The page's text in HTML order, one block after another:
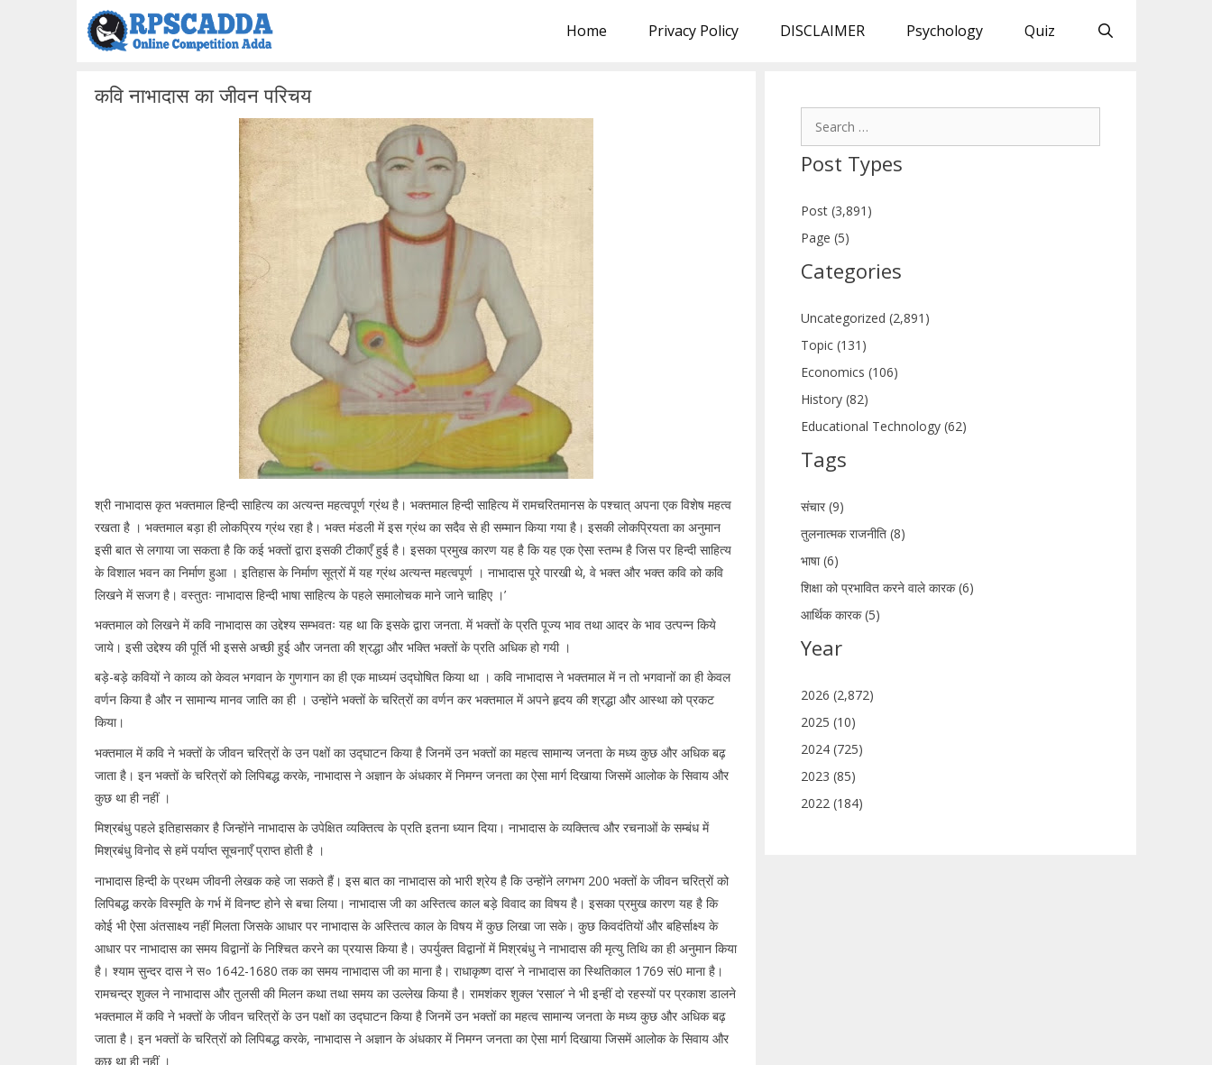
Home Privacy Policy DISCLAIMER Psychology Quiz
कवि नाभादास का जीवन परिचय
श्री नाभादास कृत भक्तमाल हिन्दी साहित्य का अत्यन्त महत्वपूर्ण ग्रंथ है। भक्तमाल हिन्दी साहित्य में रामचरितमानस के पश्चात् अपना एक विशेष महत्व
रखता है । भक्तमाल बड़ा ही लोकप्रिय ग्रंथ रहा है। भक्त मंडली में इस ग्रंथ का सदैव से ही सम्मान किया गया है। इसकी लोकप्रियता का अनुमान
इसी बात से लगाया जा सकता है कि कई भक्तों द्वारा इसकी टीकाएँ हुई है। इसका प्रमुख कारण यह है कि यह एक ऐसा स्तम्भ है जिस पर हिन्दी साहित्य
के विशाल भवन का निर्माण हुआ । इतिहास के निर्माण सूत्रों में यह ग्रंथ अत्यन्त महत्वपूर्ण । नाभादास पूरे पारखी थे, वे भक्त और भक्त कवि को कवि
लिखने में सजग है। वस्तुतः नाभादास हिन्दी भाषा साहित्य के पहले समालोचक माने जाने चाहिए ।’
भक्तमाल को लिखने में कवि नाभादास का उद्देश्य सम्भवतः यह था कि इसके द्वारा जनता. में भक्तों के प्रति पूज्य भाव तथा आदर के भाव उत्पन्न किये
जाये। इसी उद्देश्य की पूर्ति भी इससे अच्छी हुई और जनता की श्रद्धा और भक्ति भक्तों के प्रति अधिक हो गयी ।
बड़े-बड़े कवियों ने काव्य को केवल भगवान के गुणगान का ही एक माध्यमं उद्घोषित किया था । कवि नाभादास ने भक्तमाल में न तो भगवानों का ही केवल
वर्णन किया है और न सामान्य मानव जाति का ही । उन्होंने भक्तों के चरित्रों का वर्णन कर भक्तमाल में अपने हृदय की श्रद्धा और आस्था को प्रकट
किया।
भक्तमाल में कवि ने भक्तों के जीवन चरित्रों के उन पक्षों का उद्घाटन किया है जिनमें उन भक्तों का महत्व सामान्य जनता के मध्य कुछ और अधिक बढ़
जाता है। इन भक्तों के चरित्रों को लिपिबद्ध करके, नाभादास ने अज्ञान के अंधकार में निमग्न जनता का ऐसा मार्ग दिखाया जिसमें आलोक के सिवाय और
कुछ था ही नहीं ।
मिश्रबंधु पहले इतिहासकार है जिन्होंने नाभादास के उपेक्षित व्यक्तित्व के प्रति इतना ध्यान दिया। नाभादास के व्यक्तित्व और रचनाओं के सम्बंध में
मिश्रबंधु विनोद से हमें पर्याप्त सूचनाएँ प्राप्त होती है ।
नाभादास हिन्दी के प्रथम जीवनी लेखक कहे जा सकते हैं। इस बात का नाभादास को भारी श्रेय है कि उन्होंने लगभग 200 भक्तों के जीवन चरित्रों को
लिपिबद्ध करके विस्मृति के गर्भ में विनष्ट होने से बचा लिया। नाभादास जी का अस्तित्व काल बड़े विवाद का विषय है। इसका प्रमुख कारण यह है कि
कोई भी ऐसा अंतसाक्ष्य नहीं मिलता जिसके आधार पर नाभादास के अस्तित्व काल के विषय में कुछ लिखा जा सके। कुछ किवदंतियों और बहिर्साक्ष्य के
आधार पर नाभादास का समय विद्वानों के निश्चित करने का प्रयास किया है। उपर्युक्त विद्वानों में मिश्रबंधु ने नाभादास की मृत्यु तिथि का ही अनुमान किया
है। श्याम सुन्दर दास ने स० 1642-1680 तक का समय नाभादास जी का माना है। राधाकृष्ण दास’ ने नाभादास का स्थितिकाल 1769 सं0 माना है।
रामचन्द्र शुक्ल ने नाभादास और तुलसी की मिलन कथा तथा समय का उल्लेख किया है। रामशंकर शुक्ल ‘रसाल’ ने भी इन्हीं दो रहस्यों पर प्रकाश डालने
भक्तमाल में कवि ने भक्तों के जीवन चरित्रों के उन पक्षों का उद्घाटन किया है जिनमें उन भक्तों का महत्व सामान्य जनता के मध्य कुछ और अधिक बढ़
जाता है। इन भक्तों के चरित्रों को लिपिबद्ध करके, नाभादास ने अज्ञान के अंधकार में निमग्न जनता का ऐसा मार्ग दिखाया जिसमें आलोक के सिवाय और
कुछ था ही नहीं ।
Post Types
Post (3,891)
Page (5)
Categories
Uncategorized (2,891)
Topic (131)
Economics (106)
History (82)
Educational Technology (62)
Tags
संचार (9)
तुलनात्मक राजनीति (8)
भाषा (6)
शिक्षा को प्रभावित करने वाले कारक (6)
आर्थिक कारक (5)
Year
2026 (2,872)
2025 (10)
2024 (725)
2023 (85)
2022 (184)